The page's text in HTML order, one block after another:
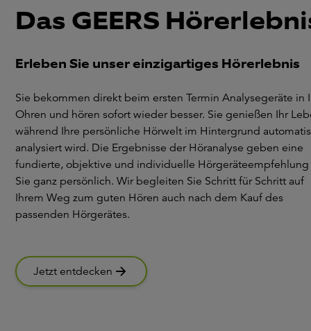
Das GEERS
Erleben Sie unser einzigartiges Hörerlebnis
Sie bekommen direkt beim ersten Termin Analysegeräte in
Ohren und hören sofort wieder besser. Sie genießen Ihr
während Ihre persönliche Hörwelt im Hintergrund
analysiert wird. Die Ergebnisse der Höranalyse geben eine
fundierte, objektive und individuelle Hörgeräteempfehlung
Sie ganz persönlich. Wir begleiten Sie Schritt für Schritt auf
Ihrem Weg zum guten Hören auch nach dem Kauf des
passenden Hörgerätes.
Jetzt entdecken